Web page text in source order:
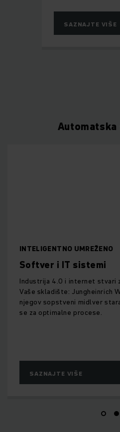
SAZNAJTE VIŠE
UMREŽENO
sistemi
i internet stvari za
Jungheinrich WMS i
midlver staraju
procese.
Mali